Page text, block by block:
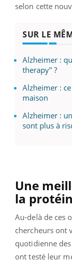
selon cette
SUR LE
Alzheimer :
therapy" ?
Alzheimer :
maison
Alzheimer :
sont plus à
Une
la
Au-delà de ces
chercheurs ont
quotidienne
ont testé leur